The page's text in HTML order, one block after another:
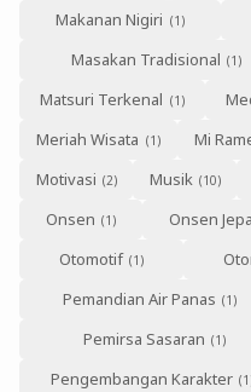
Makanan Nigiri
Masakan Tradisional
Matsuri Terkenal
Meriah Wisata
Mi
Motivasi
Musik
Onsen
Onsen
Otomotif
Pemandian Air Panas
Pemirsa Sasaran
Pengembangan Karakter